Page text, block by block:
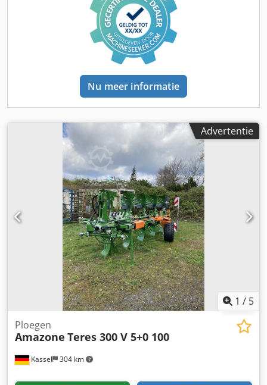
Nu meer informatie
Advertentie
1 / 5
Kassel 304 km
Ploegen
Amazone Teres 300 V 5+0 100